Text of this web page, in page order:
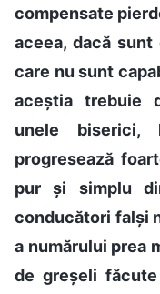
compensate
aceea, dacă
care nu sunt
aceștia trebuie
unele biserici,
progresează
pur și simplu
conducători falși
a numărului prea
de greșeli